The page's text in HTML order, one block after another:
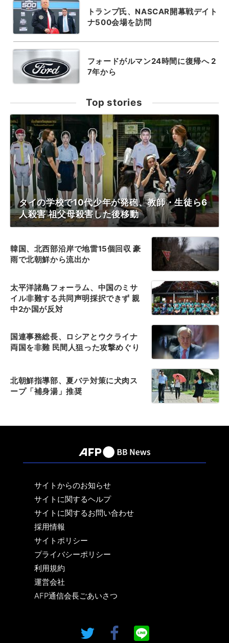
トランプ氏、NASCAR開幕戦デイト
ナ500会場を訪問
フォードがルマン24時間に復帰へ 2
7年から
Top stories
タイの学校で10代少年が発砲、教師・生徒ら6
人殺害 祖父母殺害した後移動
韓国、北西部沿岸で地雷15個回収 豪
雨で北朝鮮から流出か
太平洋諸島フォーラム、中国のミサ
イル非難する共同声明採択できず 親
中2か国が反対
国連事務総長、ロシアとウクライナ
両国を非難 民間人狙った攻撃めぐり
北朝鮮指導部、夏バテ対策に犬肉ス
ープ「補身湯」推奨
サイトからのお知らせ
サイトに関するヘルプ
サイトに関するお問い合わせ
採用情報
サイトポリシー
プライバシーポリシー
利用規約
運営会社
AFP通信会長ごあいさつ